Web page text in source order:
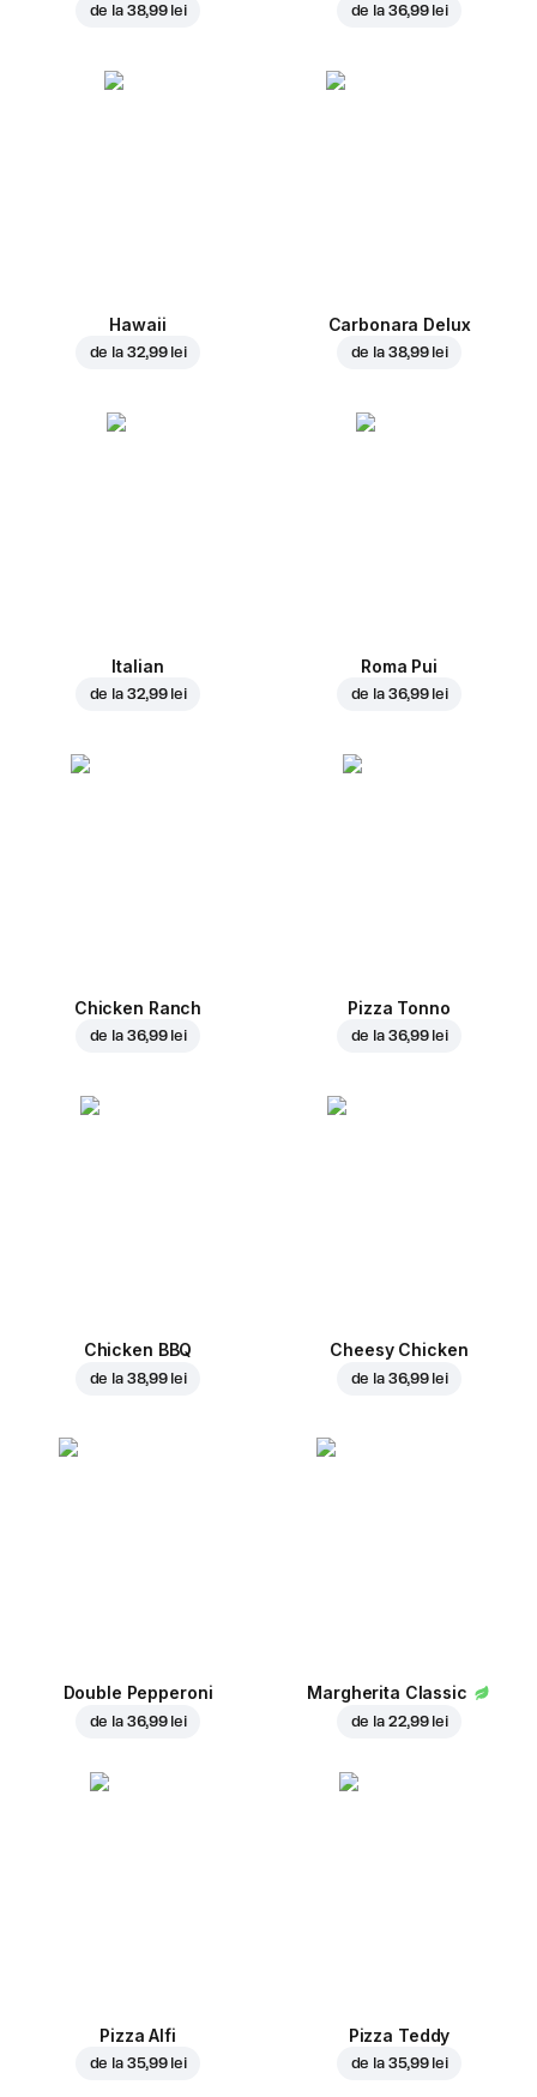
de la 38,99 lei de la 36,99 lei
Hawaii
de la 32,99 lei
Carbonara Delux
de la 38,99 lei
Italian
de la 32,99 lei
Roma Pui
de la 36,99 lei
Chicken Ranch
de la 36,99 lei
Pizza Tonno
de la 36,99 lei
Chicken BBQ
de la 38,99 lei
Cheesy Chicken
de la 36,99 lei
Double Pepperoni
de la 36,99 lei
Margherita Classic
de la 22,99 lei
Pizza Alfi
de la 35,99 lei
Pizza Teddy
de la 35,99 lei